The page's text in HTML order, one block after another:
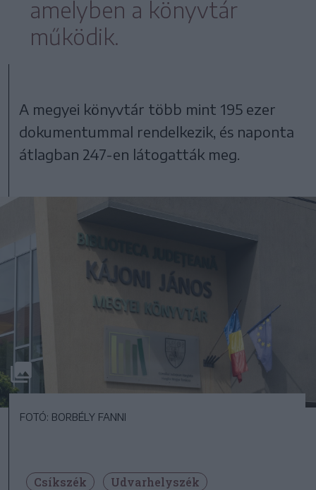
amelyben a könyvtár
működik.
A megyei könyvtár több mint 195 ezer
dokumentummal rendelkezik, és naponta
átlagban 247-en látogatták meg.
FOTÓ: BORBÉLY FANNI
Csíkszék
Udvarhelyszék